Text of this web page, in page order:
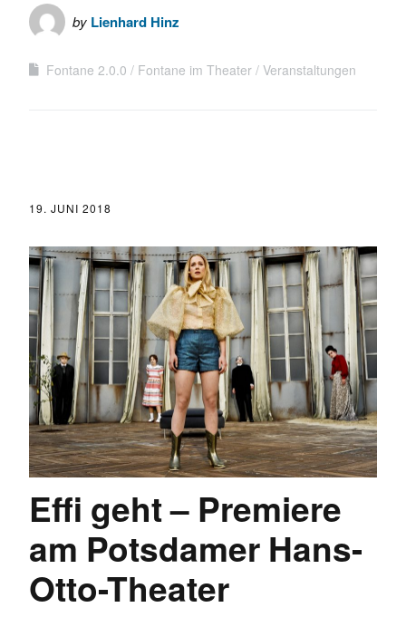
by Lienhard Hinz
Fontane 2.0.0 Fontane im Theater Veranstaltungen
19. JUNI 2018
Effi geht – Premiere
am Potsdamer Hans-
Otto-Theater